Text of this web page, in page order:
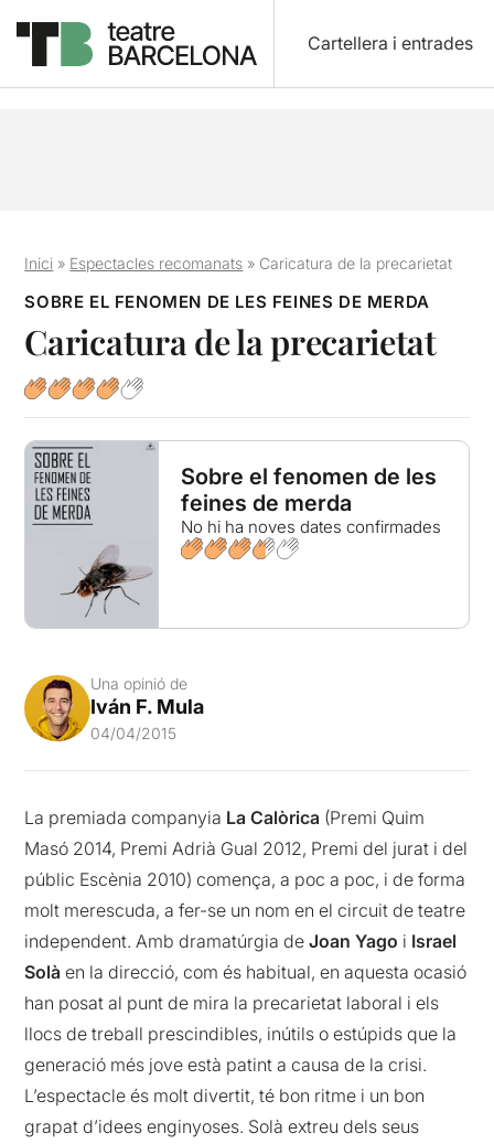
Cartellera i entrades
Inici » Espectacles recomanats » Caricatura de la precarietat
SOBRE EL FENOMEN DE LES FEINES DE MERDA
Caricatura de la precarietat
Sobre el fenomen de les
feines de merda
No hi ha noves dates confirmades
Una opinió de
Iván F. Mula
04/04/2015
La premiada companyia La Calòrica (Premi Quim
Masó 2014, Premi Adrià Gual 2012, Premi del jurat i del
públic Escènia 2010) comença, a poc a poc, i de forma
molt merescuda, a fer-se un nom en el circuit de teatre
independent. Amb dramatúrgia deJoan Yago i Israel
Solà en la direcció, com és habitual, en aquesta ocasió
han posat al punt de mira la precarietat laboral i els
llocs de treball prescindibles, inútils o estúpids que la
generació més jove està patint a causa de la crisi.
L’espectacle és molt divertit, té bon ritme i un bon
grapat d’idees enginyoses. Solà extreu dels seus